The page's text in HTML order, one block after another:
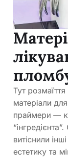
Тут
матеріали
праймери —
витіснили
естетику та